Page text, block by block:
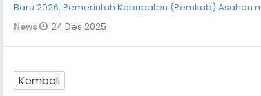
Baru 2026, Pemerintah Kabupaten (Pemkab) Asahan
peninjauan langsung ke
News 24 Des 2025
Kembali